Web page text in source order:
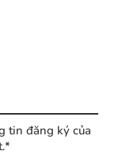
tin đăng ký của